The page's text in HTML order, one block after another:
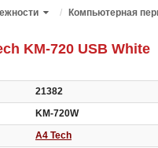
Компьютерная
KM-720 USB White
21382
KM-720W
A4 Tech